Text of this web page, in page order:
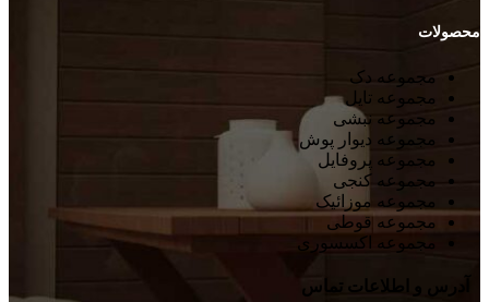
محصولات
مجموعه دک
مجموعه تایل
مجموعه نبشی
مجموعه دیوار پوش
مجموعه پروفایل
مجموعه کنجی
مجموعه موزائیک
مجموعه قوطی
مجموعه اکسسوری
آدرس و اطلاعات تماس